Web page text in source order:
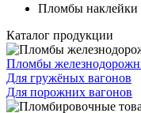
Пломбы наклейки
Каталог продукции
Пломбы
Для гружёных вагонов
Для порожних вагонов